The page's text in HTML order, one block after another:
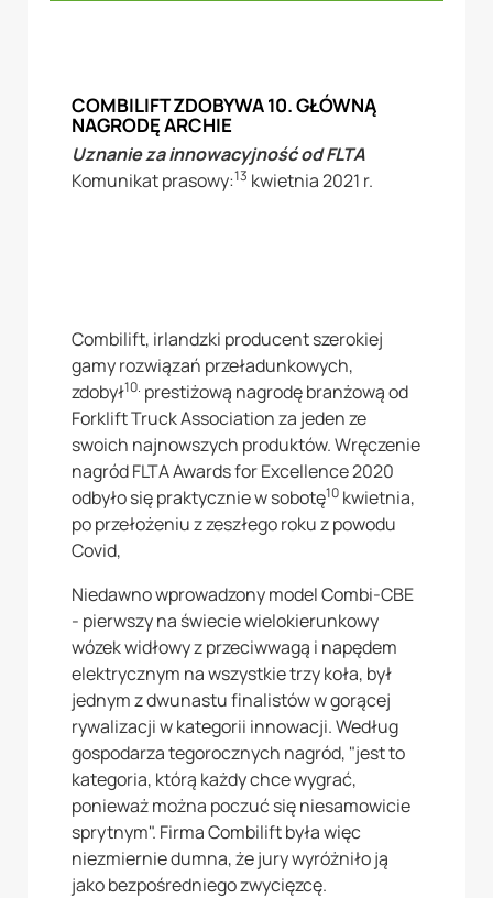
COMBILIFT ZDOBYWA 10. GŁÓWNĄ
NAGRODĘ ARCHIE
Uznanie za innowacyjność od FLTA
Komunikat prasowy:13 kwietnia 2021 r.
Combilift, irlandzki producent szerokiej
gamy rozwiązań przeładunkowych,
zdobył10. prestiżową nagrodę branżową od
Forklift Truck Association za jeden ze
swoich najnowszych produktów. Wręczenie
nagród FLTA Awards for Excellence 2020
odbyło się praktycznie w sobotę10 kwietnia,
po przełożeniu z zeszłego roku z powodu
Covid,
Niedawno wprowadzony model Combi-CBE
- pierwszy na świecie wielokierunkowy
wózek widłowy z przeciwwagą i napędem
elektrycznym na wszystkie trzy koła, był
jednym z dwunastu finalistów w gorącej
rywalizacji w kategorii innowacji. Według
gospodarza tegorocznych nagród, "jest to
kategoria, którą każdy chce wygrać,
ponieważ można poczuć się niesamowicie
sprytnym". Firma Combilift była więc
niezmiernie dumna, że jury wyróżniło ją
jako bezpośredniego zwycięzcę.